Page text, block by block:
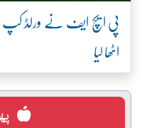
پی ایچ ایف نے ورلڈ کپ
اٹھا لیا